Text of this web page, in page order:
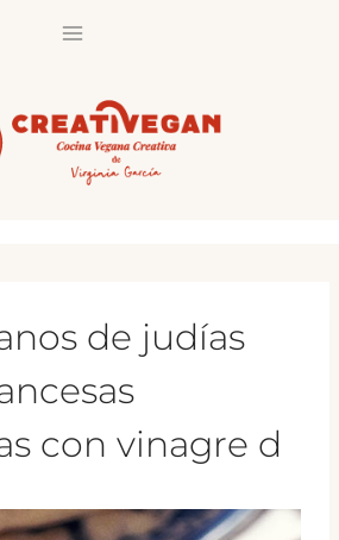
de judías
con vinagre d